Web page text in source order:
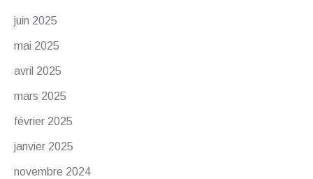
juin 2025
mai 2025
avril 2025
mars 2025
février 2025
janvier 2025
novembre 2024